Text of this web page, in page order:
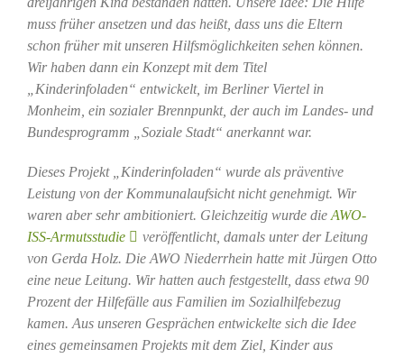
muss früher ansetzen und das heißt, dass uns die Eltern
schon früher mit unseren Hilfsmöglichkeiten sehen können.
Wir haben dann ein Konzept mit dem Titel
„Kinderinfoladen“ entwickelt, im Berliner Viertel in
Monheim, ein sozialer Brennpunkt, der auch im Landes- und
Bundesprogramm „Soziale Stadt“ anerkannt war.
Dieses Projekt „Kinderinfoladen“ wurde als präventive
Leistung von der Kommunalaufsicht nicht genehmigt. Wir
waren aber sehr ambitioniert. Gleichzeitig wurde die AWO-
ISS-Armutsstudie
veröffentlicht, damals unter der Leitung
von Gerda Holz. Die AWO Niederrhein hatte mit Jürgen Otto
eine neue Leitung. Wir hatten auch festgestellt, dass etwa 90
Prozent der Hilfefälle aus Familien im Sozialhilfebezug
kamen. Aus unseren Gesprächen entwickelte sich die Idee
eines gemeinsamen Projekts mit dem Ziel, Kinder aus